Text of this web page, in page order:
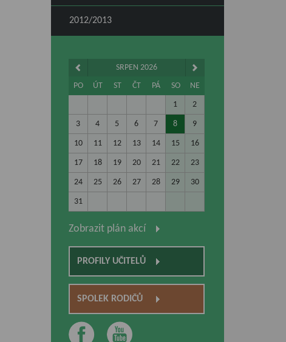
2012/2013
SRPEN 2026
PO
ÚT ST ČT PÁ SO NE
1 2
3 4 5 6 7 8 9
10 11 12 13 14 15 16
17 18 19 20 21 22 23
24 25 26 27 28 29 30
31
Zobrazit plán akcí
PROFILY UČITELŮ
SPOLEK RODIČŮ